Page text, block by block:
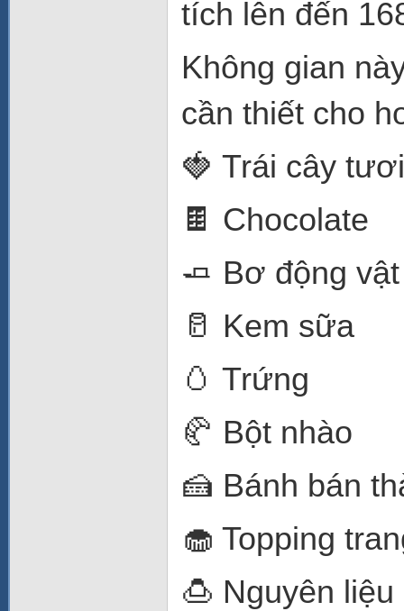
tích lên đến
Không gian
cần thiết cho
🍓 Trái cây tươi
🍫 Chocolate
🧈 Bơ động vật
🥛 Kem sữa
🥚 Trứng
🥐 Bột nhào
🍰 Bánh bán
🧁 Topping
🍮 Nguyên